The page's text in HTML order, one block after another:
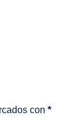
con *